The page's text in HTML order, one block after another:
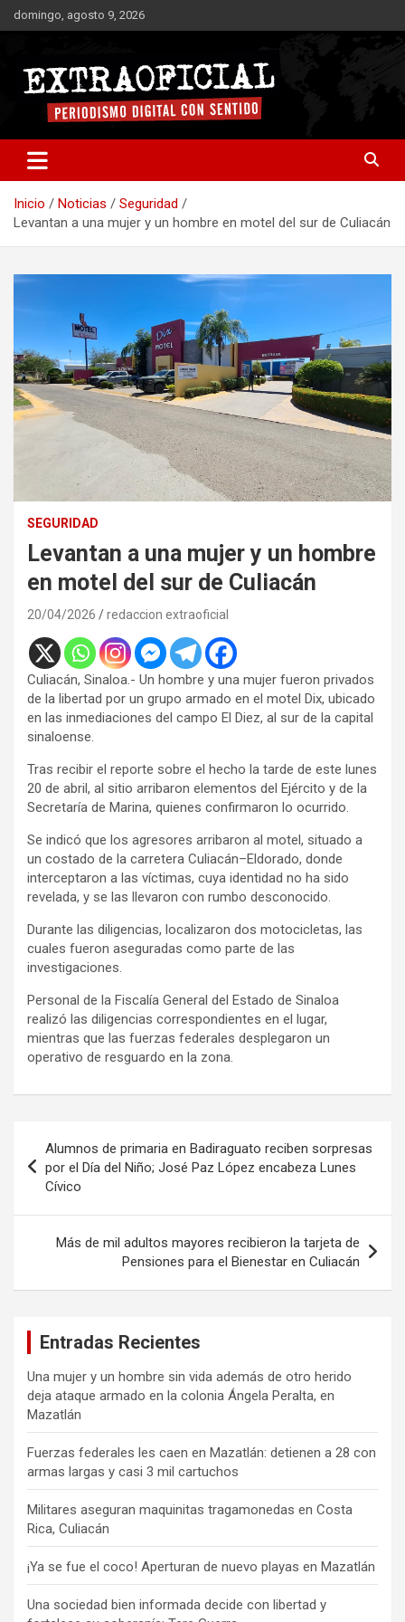
Saltar
al
domingo, agosto 9, 2026
Extraoficial
Inicio Noticias
Seguridad
Levantan a una mujer y un hombre en motel del sur de Culiacán
SEGURIDAD
Levantan a una mujer y un hombre
en motel del sur de Culiacán
20/04/2026 redaccion extraoficial
Culiacán, Sinaloa.- Un hombre y una mujer fueron privados
de la libertad por un grupo armado en el motel Dix, ubicado
en las inmediaciones del campo El Diez, al sur de la capital
sinaloense.
Tras recibir el reporte sobre el hecho la tarde de este lunes
20 de abril, al sitio arribaron elementos del Ejército y de la
Secretaría de Marina, quienes confirmaron lo ocurrido.
Se indicó que los agresores arribaron al motel, situado a
un costado de la carretera Culiacán–Eldorado, donde
interceptaron a las víctimas, cuya identidad no ha sido
revelada, y se las llevaron con rumbo desconocido.
Durante las diligencias, localizaron dos motocicletas, las
cuales fueron aseguradas como parte de las
investigaciones.
Personal de la Fiscalía General del Estado de Sinaloa
realizó las diligencias correspondientes en el lugar,
mientras que las fuerzas federales desplegaron un
operativo de resguardo en la zona.
de
entradas
Alumnos de primaria en Badiraguato reciben sorpresas
por el Día del Niño; José Paz López encabeza Lunes
Cívico
Más de mil adultos mayores recibieron la tarjeta de
Pensiones para el Bienestar en Culiacán
Entradas Recientes
Una mujer y un hombre sin vida además de otro herido
deja ataque armado en la colonia Ángela Peralta, en
Mazatlán
Fuerzas federales les caen en Mazatlán: detienen a 28 con
armas largas y casi 3 mil cartuchos
Militares aseguran maquinitas tragamonedas en Costa
Rica, Culiacán
¡Ya se fue el coco! Aperturan de nuevo playas en Mazatlán
Una sociedad bien informada decide con libertad y